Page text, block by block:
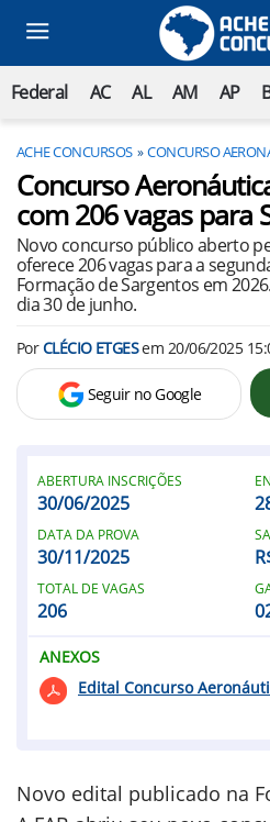
Federal AC AL AM AP
ACHE CONCURSOS CONCURSO
Concurso
com 206 vagas para
Novo concurso público aberto
oferece 206 vagas para a
Formação de Sargentos em
dia 30 de junho.
PorCLÉCIO ETGESem 20/06/2025
Seguir no Google
Novo edital publicado na
ABERTURA INSCRIÇÕES
30/06/2025
DATA DA PROVA
30/11/2025
TOTAL DE VAGAS
206
ANEXOS
Edital Concurso